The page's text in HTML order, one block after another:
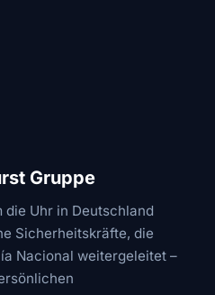
Gruppe
die Uhr in Deutschland
Sicherheitskräfte, die
Nacional weitergeleitet –